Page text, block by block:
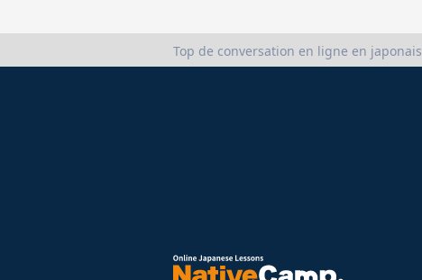
Top de conversation en ligne en japonais